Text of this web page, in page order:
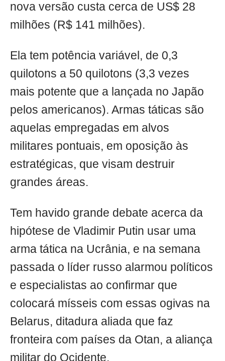
nova versão custa cerca de US$ 28
milhões (R$ 141 milhões).
Ela tem potência variável, de 0,3
quilotons a 50 quilotons (3,3 vezes
mais potente que a lançada no Japão
pelos americanos). Armas táticas são
aquelas empregadas em alvos
militares pontuais, em oposição às
estratégicas, que visam destruir
grandes áreas.
Tem havido grande debate acerca da
hipótese de Vladimir Putin usar uma
arma tática na Ucrânia, e na semana
passada o líder russo alarmou políticos
e especialistas ao confirmar que
colocará mísseis com essas ogivas na
Belarus, ditadura aliada que faz
fronteira com países da Otan, a aliança
militar do Ocidente.